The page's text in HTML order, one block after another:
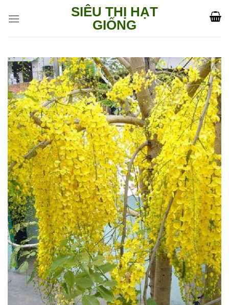
SIÊU THỊ HẠT
GIỐNG